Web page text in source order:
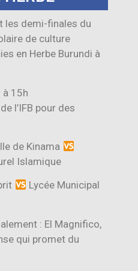
les demi-finales du
de culture
en Herbe Burundi à
à 15h
l’IFB pour des
de Kinama
Islamique
Lycée Municipal
: El Magnifico,
qui promet du